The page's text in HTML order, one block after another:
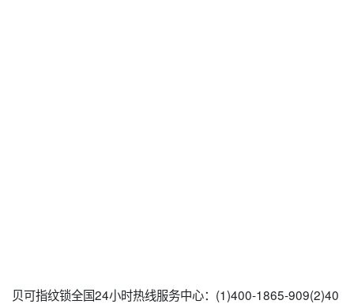
贝可指纹锁全国24小时热线服务中心：(1)400-1865-909(2)40